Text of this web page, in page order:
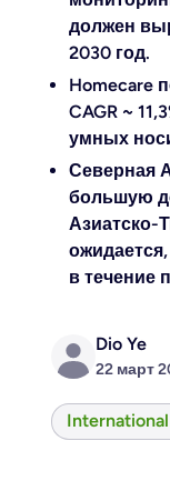
должен
2030 год.
Homecare
CAGR ~
умных
Северная
большую
Азиатско-
в течение
Dio Ye
22 март